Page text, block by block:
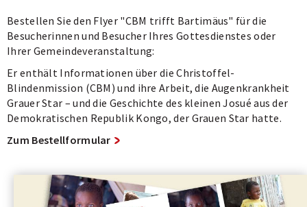
Bestellen Sie den Flyer "CBM trifft Bartimäus" für die
Besucherinnen und Besucher Ihres Gottesdienstes oder
Ihrer Gemeindeveranstaltung:
Er enthält Informationen über die Christoffel-
Blindenmission (CBM) und ihre Arbeit, die Augenkrankheit
Grauer Star – und die Geschichte des kleinen Josué aus der
Demokratischen Republik Kongo, der Grauen Star hatte.
Zum Bestellformular